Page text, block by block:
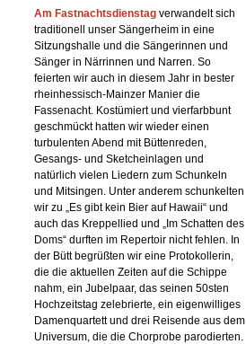
Am Fastnachtsdienstag verwandelt sich
traditionell unser Sängerheim in eine
Sitzungshalle und die Sängerinnen und
Sänger in Närrinnen und Narren. So
feierten wir auch in diesem Jahr in bester
rheinhessisch-Mainzer Manier die
Fassenacht. Kostümiert und vierfarbbunt
geschmückt hatten wir wieder einen
turbulenten Abend mit Büttenreden,
Gesangs- und Sketcheinlagen und
natürlich vielen Liedern zum Schunkeln
und Mitsingen. Unter anderem schunkelten
wir zu „Es gibt kein Bier auf Hawaii“ und
auch das Kreppellied und „Im Schatten des
Doms“ durften im Repertoir nicht fehlen. In
der Bütt begrüßten wir eine Protokollerin,
die die aktuellen Zeiten auf die Schippe
nahm, ein Jubelpaar, das seinen 50sten
Hochzeitstag zelebrierte, ein eigenwilliges
Damenquartett und drei Reisende aus dem
Universum, die die Chorprobe parodierten.